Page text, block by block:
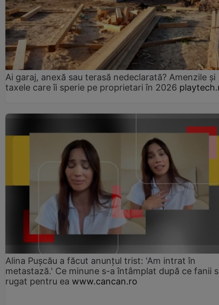
Ai garaj, anexă sau terasă nedeclarată? Amenzile și
taxele care îi sperie pe proprietari în 2026
Alina Pușcău a făcut anunțul trist: 'Am intrat în
metastază.' Ce minune s-a întâmplat după ce fanii
rugat pentru ea www.cancan.ro